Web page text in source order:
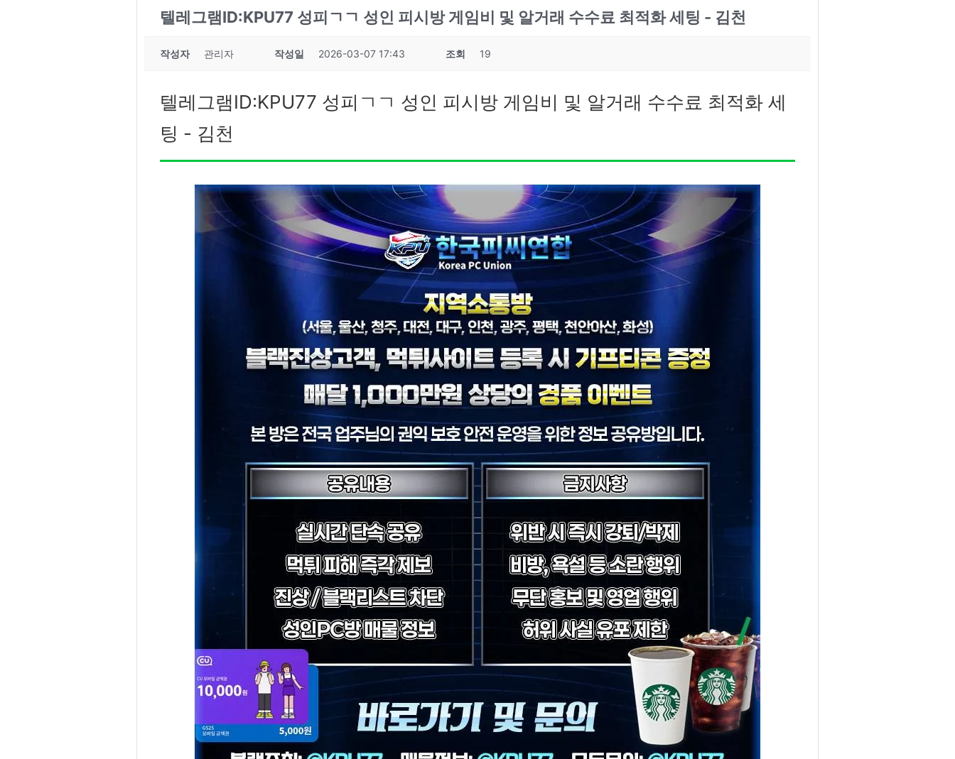
텔레그램ID:KPU77 성피ㄱㄱ 성인 피시방 게임비 및 알거래 수수료 최적화 세팅 - 김천
작성자 관리자 작성일 2026-03-07 17:43 조회 19
텔레그램ID:KPU77 성피ㄱㄱ 성인 피시방 게임비 및 알거래 수수료 최적화 세
팅 - 김천